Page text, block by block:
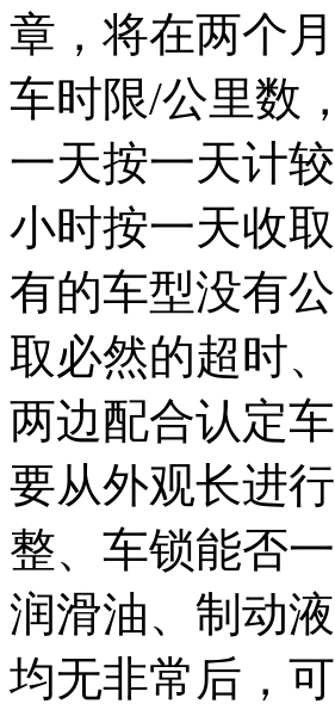
章，将在两个
车时限/公里数
一天按一天计
小时按一天收
有的车型没有
取必然的超时
两边配合认定
要从外观长进
整、车锁能否
润滑油、制动
均无非常后，